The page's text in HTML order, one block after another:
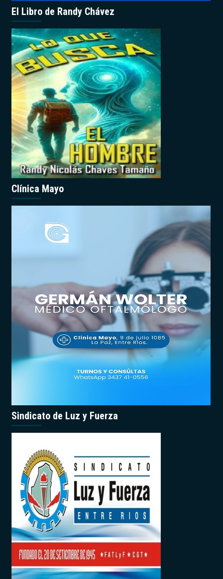
El Libro de Randy Chávez
Clínica Mayo
Sindicato de Luz y Fuerza